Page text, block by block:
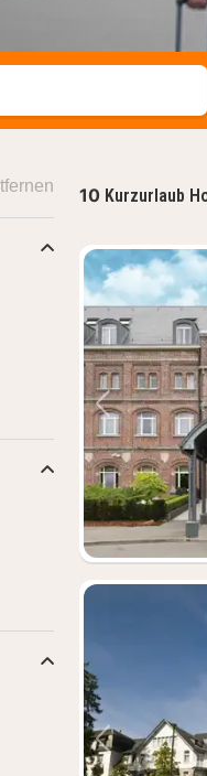
10 Kurzurlaub